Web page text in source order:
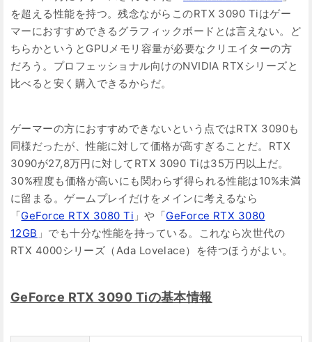
を超える性能を持つ。残念ながらこのRTX 3090 Tiはゲー
マーにおすすめできるグラフィックボードとは言えない。ど
ちらかというとGPUメモリ容量が必要なクリエイターの方
だろう。プロフェッショナル向けのNVIDIA RTXシリーズと
比べると安く購入できるからだ。
ゲーマーの方におすすめできないという点ではRTX 3090も
同様だったが、性能に対して価格が高すぎることだ。RTX
3090が27,8万円に対してRTX 3090 Tiは35万円以上だ。
30%程度も価格が高いにも関わらず得られる性能は10%未満
に留まる。ゲームプレイだけをメインに考えるなら
「GeForce RTX 3080 Ti 」や「GeForce RTX 3080
12GB 」でも十分な性能を持っている。これなら次世代の
RTX 4000シリーズ（Ada Lovelace）を待つほうがよい。
GeForce RTX 3090 Tiの基本情報